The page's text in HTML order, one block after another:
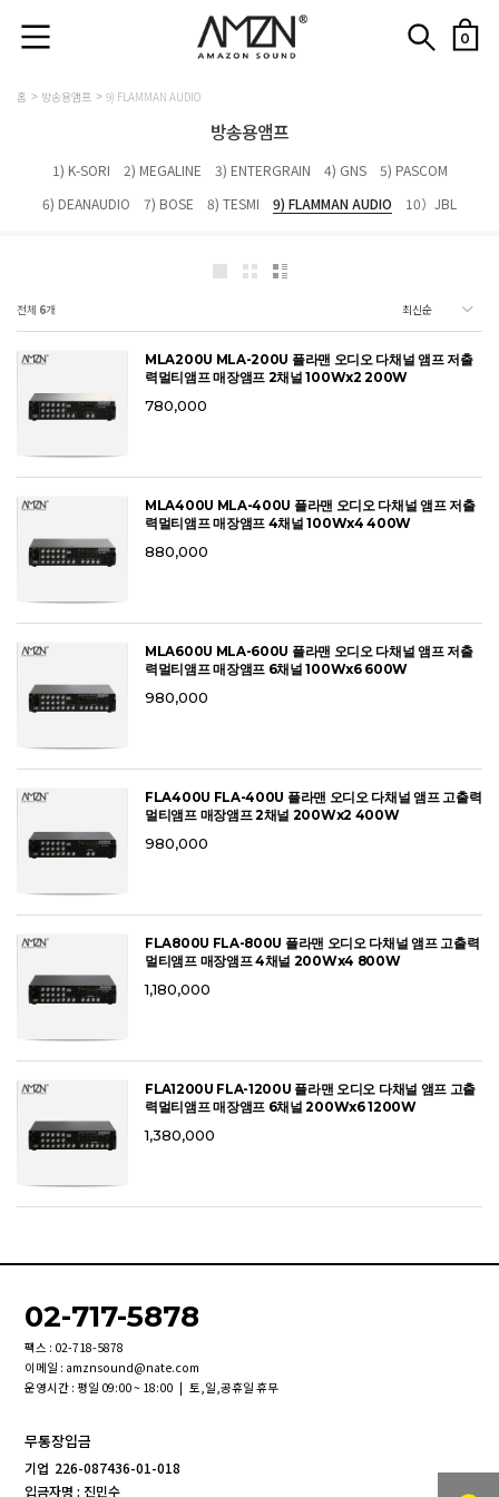
0
홈 방송용앰프 9) FLAMMAN AUDIO
방송용앰프
1) K-SORI 2) MEGALINE 3) ENTERGRAIN 4) GNS
5) PASCOM
6) DEANAUDIO
7) BOSE 8) TESMI 9) FLAMMAN AUDIO 10）JBL
전체 6개
MLA200U MLA-200U 플라맨 오디오 다채널 앰프 저출
력멀티앰프 매장앰프 2채널 100Wx2 200W
780,000
MLA400U MLA-400U 플라맨 오디오 다채널 앰프 저출
력멀티앰프 매장앰프 4채널 100Wx4 400W
880,000
MLA600U MLA-600U 플라맨 오디오 다채널 앰프 저출
력멀티앰프 매장앰프 6채널 100Wx6 600W
980,000
FLA400U FLA-400U 플라맨 오디오 다채널 앰프 고출력
멀티앰프 매장앰프 2채널 200Wx2 400W
980,000
FLA800U FLA-800U 플라맨 오디오 다채널 앰프 고출력
멀티앰프 매장앰프 4채널 200Wx4 800W
1,180,000
FLA1200U FLA-1200U 플라맨 오디오 다채널 앰프 고출
력멀티앰프 매장앰프 6채널 200Wx6 1200W
1,380,000
02-717-5878
팩스 : 02-718-5878
이메일 : amznsound@nate.com
운영시간 : 평일 09:00 ~ 18:00 | 토,일,공휴일 휴무
무통장입금
기업 226-087436-01-018
입금자명 : 진민수